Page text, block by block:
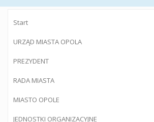
Start
URZĄD MIASTA OPOLA
PREZYDENT
RADA MIASTA
MIASTO OPOLE
JEDNOSTKI ORGANIZACYJNE